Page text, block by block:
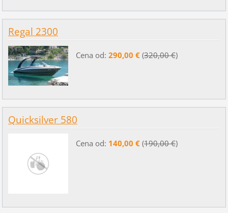
Regal 2300
Cena od: 290,00 €(320,00 €)
Quicksilver 580
Cena od: 140,00 €(190,00 €)